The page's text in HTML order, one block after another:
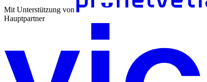
Mit Unterstützung von
Hauptpartner